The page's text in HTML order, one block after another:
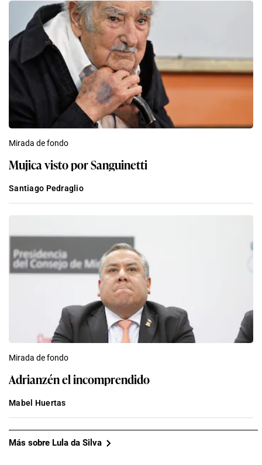
Mirada de fondo
Mujica visto por Sanguinetti
Santiago Pedraglio
Mirada de fondo
Adrianzén el incomprendido
Mabel Huertas
Más sobre Lula da Silva